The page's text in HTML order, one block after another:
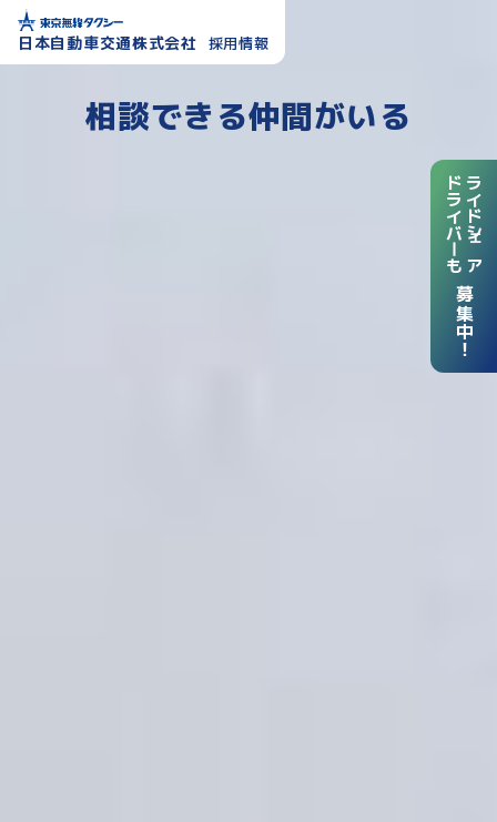
日本自動車交通株式会社 採用情報
相談できる仲間がいる
ライドシェア
ドライバーも
募集中！